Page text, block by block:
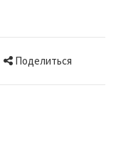
Поделиться